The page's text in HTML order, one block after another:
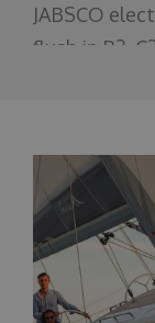
JABSCO
flush in B3,